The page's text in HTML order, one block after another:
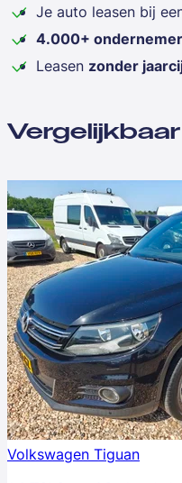
Je auto leasen bij
4.000+
Leasen zonder
Volkswagen Tiguan